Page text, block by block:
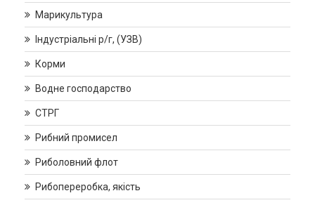
Марикультура
Індустріальні р/г, (УЗВ)
Корми
Водне господарство
СТРГ
Рибний промисел
Риболовний флот
Рибопереробка, якість